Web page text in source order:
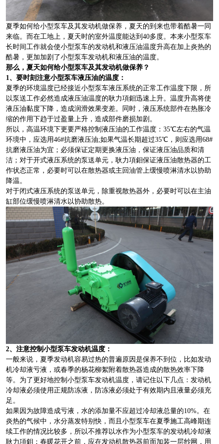
夏季如何给小型泵车及其发动机做保养，夏天的到来也带着酷暑一同
来临。而在工地上，夏天时的室外温度能达到40多度。本来小型泵车
长时间工作就会使小型泵车的发动机和液压油温度升高在加上炎热的
酷暑，更加加剧了小型泵车发动机和液压油的温度。
那么，夏天如何给小型泵车及其发动机做保养？
1、要时刻注意小型泵车液压油的温度：
夏季的环境温度已经接近小型泵车液压系统的正常工作温度下限，所
以泵送工作必然造成液压油温度的耿力項鉬迅速上升。温度升高将使
液压油黏度下降，造成润滑效果变差。同时，液压系统部件在热胀冷
缩的作用下趋于过盈量上升，造成部件磨损加剧。
所以，高温环境下更要严格控制液压油的工作温度：35℃左右的气温
环境中，应选用46#抗磨液压油;如果气温长期超过35℃，则应选用68#
抗磨液压油为宜；必须保证定期更换液压油，保证液压油品质和清
洁；对于开式液压系统的泵送单元，耿力項鉬保证液压油散热器的工
作状态正常，必要时可以在散热器或主回油管上缓慢喷淋清水以协助
降温。
对于闭式液压系统的泵送单元，除重视散热器外，必要时可以在主油
缸部位缓慢喷淋清水以协助散热。
2、注意控制小型泵车发动机温度：
一般来说，夏季发动机容易过热的普遍原因是保养不到位，比如发动
机冷却液亏液，或春季的杨花柳絮附着散热器造成的散热效率下降
等。为了更好地控制小型泵车发动机温度，请记住以下几点：发动机
冷却液必须使用正规防冻液，防冻液必须处于有效期内且液量必须充
足。
如果因为故障造成亏液，水的添加量不应超过冷却液总量的10%。在
炎热的气候中，水分蒸发特别快，而且小型泵车在夏季施工高峰期连
续工作的情况比较多，所以不推荐以水作为小型泵车的发动机冷却液
耿力項鉬；春暖花开之前，应在发动机散热器前面加装一层纱网，用